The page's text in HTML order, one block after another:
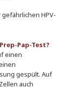
HPV-
Pap-Test?
einen
gespült. Auf
auch